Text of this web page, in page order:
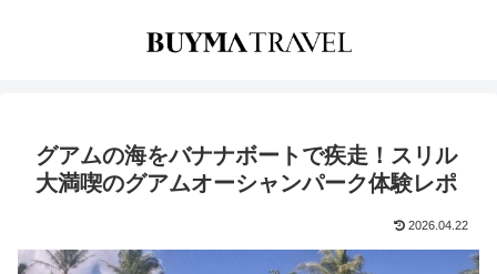
グアムの海をバナナボートで疾走！スリル
大満喫のグアムオーシャンパーク体験レポ
2026.04.22